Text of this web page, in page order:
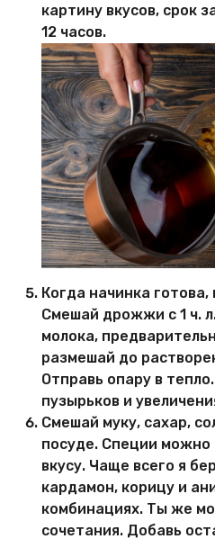
картину вкусов, срок
12 часов.
Когда начинка
Смешай дрожжи с 1 ч.
молока,
размешай до
Отправь опару в
пузырьков и
Смешай муку, сахар,
посуде. Специи можно
вкусу. Чаще всего я
кардамон, корицу и
комбинациях. Ты же
сочетания. Добавь